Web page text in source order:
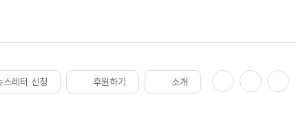
스레터 신청 후원하기 소개